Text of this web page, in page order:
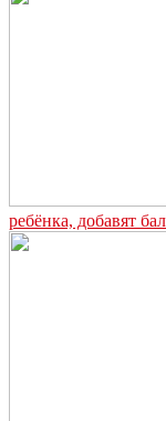
ребёнка, добавят